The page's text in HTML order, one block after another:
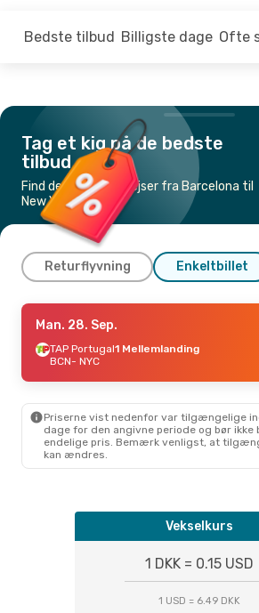
Bedste tilbud Billigste dage Ofte
Tag et kig på de bedste
tilbud
Find de billigste flyrejser fra Barcelona til
New York
Returflyvning Enkeltbillet
Søn. 11. Okt.- Man. 19. Okt.
TAP Portugal
1 Mellemlanding
TAP Portugal
NYC
- BCN
Man. 28. Sep.
TAP Portugal1 Mellemlanding
BCN- NYC
Priserne vist nedenfor var tilgængelige
dage for den angivne periode og bør
endelige pris. Bemærk venligst, at
kan ændres.
Vekselkurs
1 DKK = 0.15 USD
1 USD = 6.49 DKK